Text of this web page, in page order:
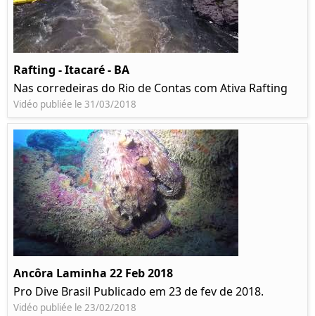
Rafting - Itacaré - BA
Nas corredeiras do Rio de Contas com Ativa Rafting
Vidéo publiée le 31/03/2018
Ancôra Laminha 22 Feb 2018
Pro Dive Brasil Publicado em 23 de fev de 2018.
Vidéo publiée le 23/02/2018